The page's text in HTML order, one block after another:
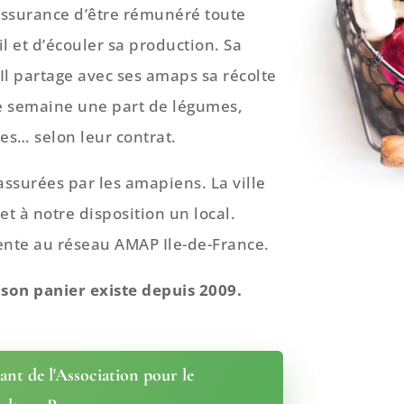
d’être rémunéré toute
et d’écouler sa production. Sa
partage avec ses amaps sa récolte
une part de légumes,
selon leur contrat.
par les amapiens. La ville
à notre disposition un local.
au réseau AMAP Ile-de-France.
panier existe depuis 2009.
de l'Association pour le